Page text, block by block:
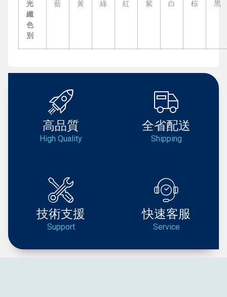
光
纖
色
別
藍 黃 綠 紅 紫 白 棕 黑
高品質
High Quality
全省配送
Shipping
技術支援
Support
快速客服
Service